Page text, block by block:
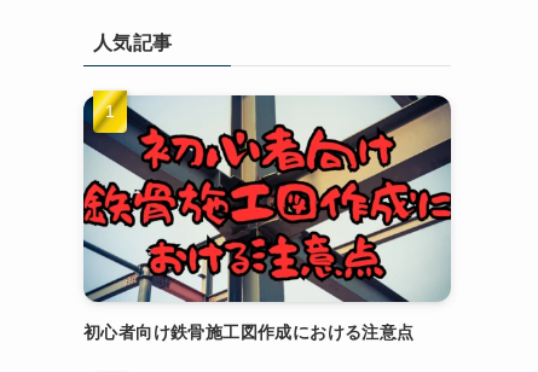
人気記事
初心者向け鉄骨施工図作成における注意点